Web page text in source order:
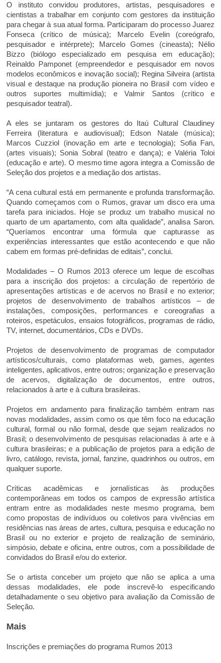
O instituto convidou produtores, artistas, pesquisadores e
cientistas a trabalhar em conjunto com gestores da instituição
para chegar à sua atual forma. Participaram do processo Juarez
Fonseca (crítico de música); Marcelo Evelin (coreógrafo,
pesquisador e intérprete); Marcelo Gomes (cineasta); Nélio
Bizzo (biólogo especializado em pesquisa em educação);
Reinaldo Pamponet (empreendedor e pesquisador em novos
modelos econômicos e inovação social); Regina Silveira (artista
visual e destaque na produção pioneira no Brasil com vídeo e
outros suportes multimídia); e Valmir Santos (crítico e
pesquisador teatral).
A eles se juntaram os gestores do Itaú Cultural Claudiney
Ferreira (literatura e audiovisual); Edson Natale (música);
Marcos Cuzziol (inovação em arte e tecnologia); Sofia Fan,
(artes visuais); Sonia Sobral (teatro e dança); e Valéria Toloi
(educação e arte). O mesmo time agora integra a Comissão de
Seleção dos projetos e a mediação dos artistas.
“A cena cultural está em permanente e profunda transformação.
Quando começamos com o Rumos, gravar um disco era uma
tarefa para iniciados. Hoje se produz um trabalho musical no
quarto de um apartamento, com alta qualidade”, analisa Saron.
“Queríamos encontrar uma fórmula que capturasse as
experiências interessantes que estão acontecendo e que não
cabem em formas pré-definidas de editais”, conclui.
Modalidades – O Rumos 2013 oferece um leque de escolhas
para a inscrição dos projetos: a circulação de repertório de
apresentações artísticas e de acervos no Brasil e no exterior;
projetos de desenvolvimento de trabalhos artísticos – de
instalações, composições, performances e coreografias a
roteiros, espetáculos, ensaios fotográficos, programas de rádio,
TV, internet, documentários, CDs e DVDs.
Projetos de desenvolvimento de programas de computador
artísticos/culturais, como plataformas web, games, agentes
inteligentes, aplicativos, entre outros; organização e preservação
de acervos, digitalização de documentos, entre outros,
relacionados à arte e à cultura brasileiras.
Projetos em andamento para finalização também entram nas
novas modalidades, assim como os que têm foco na educação
cultural, formal ou não formal, desde que sejam realizados no
Brasil; o desenvolvimento de pesquisas relacionadas à arte e à
cultura brasileiras; e a publicação de projetos para a edição de
livro, catálogo, revista, jornal, fanzine, quadrinhos ou outros, em
qualquer suporte.
Críticas acadêmicas e jornalísticas às produções
contemporâneas em todos os campos de expressão artística
entram entre as modalidades neste mesmo programa, bem
como propostas de indivíduos ou coletivos para vivências em
residências nas áreas de artes, cultura, pesquisa e educação no
Brasil ou no exterior e projeto de realização de seminário,
simpósio, debate e oficina, entre outros, com a possibilidade de
convidados do Brasil e/ou do exterior.
Se o artista conceber um projeto que não se aplica a uma
dessas modalidades, ele pode inscrevê-lo especificando
detalhadamente o seu objetivo para avaliação da Comissão de
Seleção.
Mais
Inscrições e premiações do programa Rumos 2013